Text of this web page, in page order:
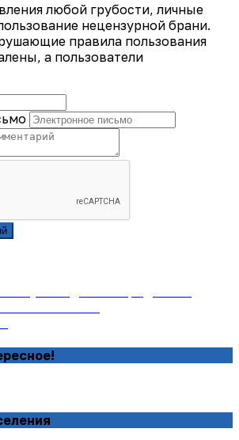
любой грубости, личные
нецензурной брани.
правила пользования
а пользователи